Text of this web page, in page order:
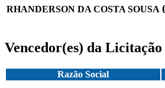
RHANDERSON DA COSTA SOUSA
Vencedor(es) da Licitação
Razão Social